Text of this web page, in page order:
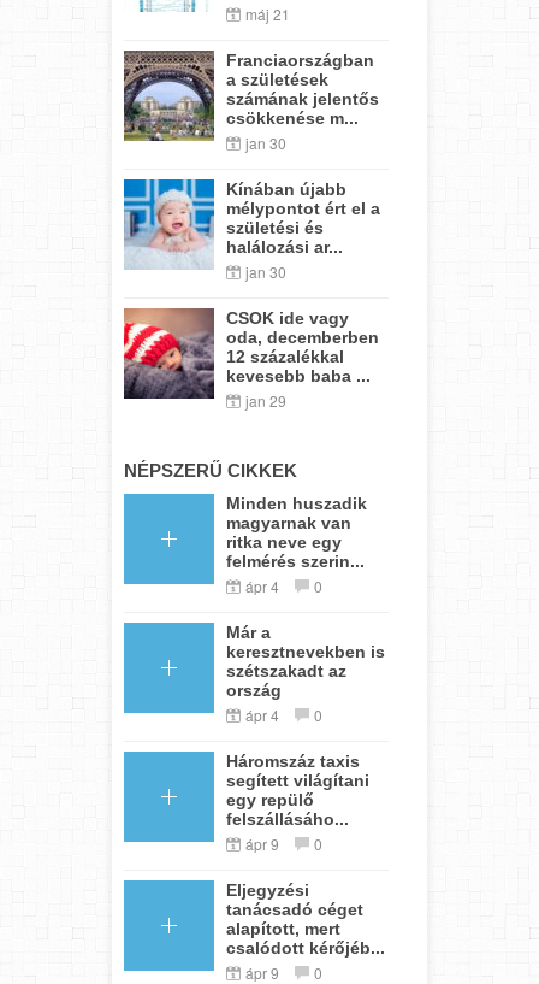
máj 21
Franciaországban
a születések
számának jelentős
csökkenése m...
jan 30
Kínában újabb
mélypontot ért el a
születési és
halálozási ar...
jan 30
CSOK ide vagy
oda, decemberben
12 százalékkal
kevesebb baba ...
jan 29
NÉPSZERŰ CIKKEK
Minden huszadik
magyarnak van
ritka neve egy
felmérés szerin...
ápr 4 0
Már a
keresztnevekben is
szétszakadt az
ország
ápr 4 0
Háromszáz taxis
segített világítani
egy repülő
felszállásáho...
ápr 9 0
Eljegyzési
tanácsadó céget
alapított, mert
csalódott kérőjéb...
ápr 9 0